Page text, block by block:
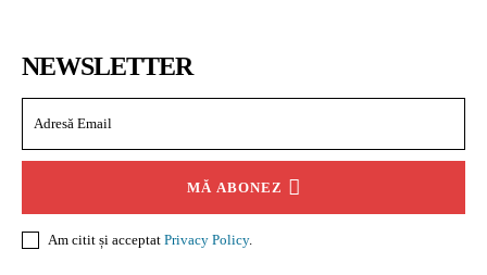
NEWSLETTER
MĂ ABONEZ
Am citit și acceptat Privacy Policy.